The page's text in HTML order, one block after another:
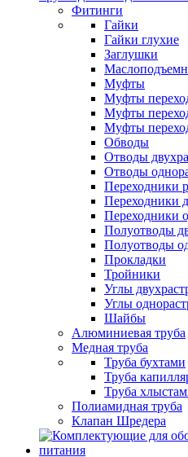
Фитинги
Гайки
Гайки глухие
Заглушки
Муфты
Муфты
Муфты
Муфты
Обводы
Отводы
Отводы
Переходники
Переходники
Переходники
Полуотводы
Полуотводы
Прокладки
Тройники
Углы
Углы
Шайбы
Алюминиевая труба
Медная труба
Труба бухтами
Труба
Труба
Полиамидная труба
Клапан Шредера